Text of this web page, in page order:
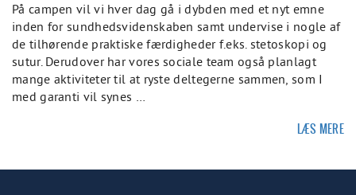
På campen vil vi hver dag gå i dybden med et nyt emne
inden for sundhedsvidenskaben samt undervise i nogle af
de tilhørende praktiske færdigheder f.eks. stetoskopi og
sutur. Derudover har vores sociale team også planlagt
mange aktiviteter til at ryste deltegerne sammen, som I
med garanti vil synes …
LÆS MERE